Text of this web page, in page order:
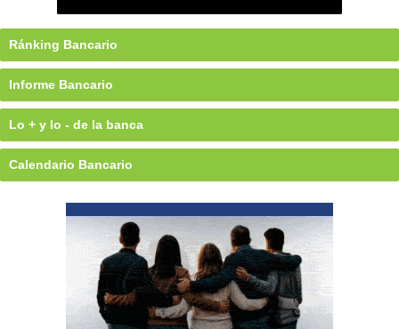
Ránking Bancario
Informe Bancario
Lo + y lo - de la banca
Calendario Bancario